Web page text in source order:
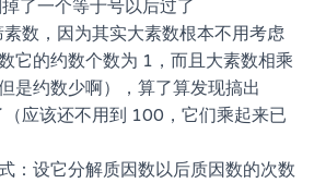
了一个等于号以后过了
数，因为其实大素数根本不用考虑
它的约数个数为 1，而且大素数相乘
是约数少啊），算了算发现搞出
应该还不用到 100，它们乘起来已
：设它分解质因数以后质因数的次数